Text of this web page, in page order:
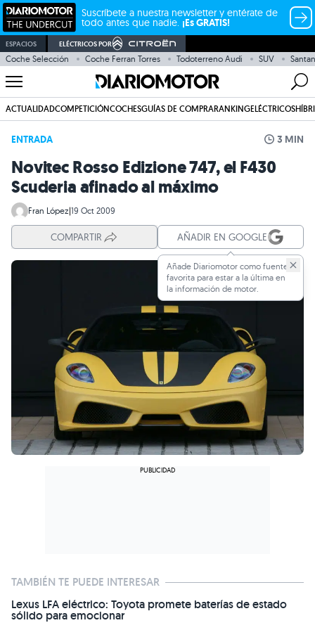
Suscríbete a nuestra newsletter y entérate de
todo antes que nadie. ¡Es GRATIS!
ESPACIOS ELÉCTRICOS POR
Coche Selección Coche Ferran Torres Todoterreno Audi SUV
ACTUALIDADCOMPETICIÓNCOCHESGUÍAS DE COMPRARANKINGELÉCTRICOS
ENTRADA 3 MIN
Novitec Rosso Edizione 747, el F430
Scuderia afinado al máximo
Fran López|19 Oct 2009
COMPARTIR AÑADIR EN GOOGLE
Añade Diariomotor como fuente
favorita para estar a la última en
la información de motor.
TAMBIÉN TE PUEDE INTERESAR
Lexus LFA eléctrico: Toyota promete baterías de estado
sólido para emocionar